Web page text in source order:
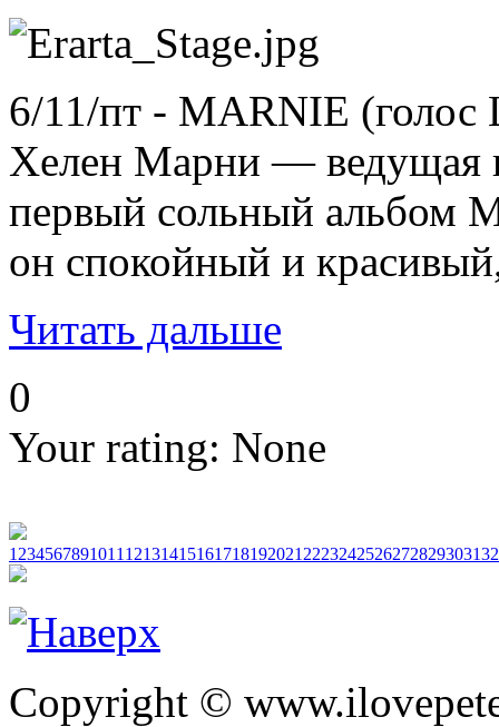
6/11/пт - MARNIE
Хелен Марни — ведущая
первый сольный альбом
он спокойный и
Читать дальше
0
Your rating: None
1 234567891011 12131415161718192021 2223242526272829303132
Copyright ©